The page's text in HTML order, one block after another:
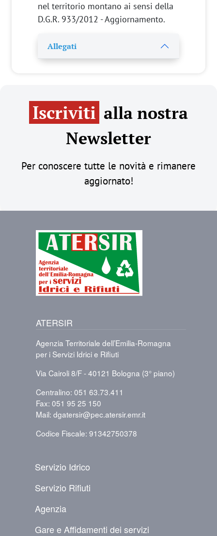
nel territorio montano ai sensi della
D.G.R. 933/2012 - Aggiornamento.
Allegati
Iscriviti alla nostra
Newsletter
Per conoscere tutte le novità e rimanere
aggiornato!
Immagine
ATERSIR
Agenzia Territoriale dell’Emilia-Romagna
per i Servizi Idrici e Rifiuti
Via Cairoli 8/F - 40121 Bologna (3° piano)
Centralino: 051 63.73.411
Fax: 051 95 25 150
Mail: dgatersir@pec.atersir.emr.it
Codice Fiscale: 91342750378
Servizio Idrico
Servizio Rifiuti
Agenzia
Gare e Affidamenti dei servizi